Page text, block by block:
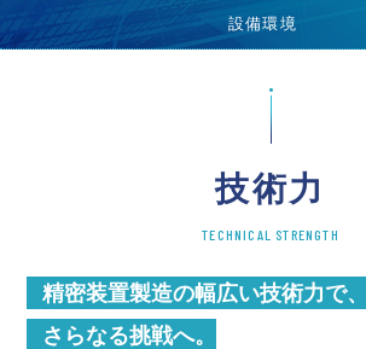
設備環境
技術力
TECHNICAL STRENGTH
精密装置製造の幅広い技術力で、
さらなる挑戦へ。